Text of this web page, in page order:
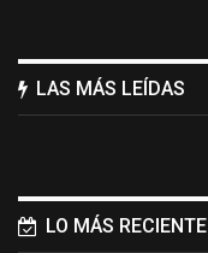
LAS MÁS LEÍDAS
LO MÁS RECIENTE